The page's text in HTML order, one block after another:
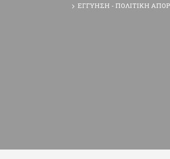
ΕΓΓΥΗΣΗ - ΠΟΛΙΤΙΚΗ